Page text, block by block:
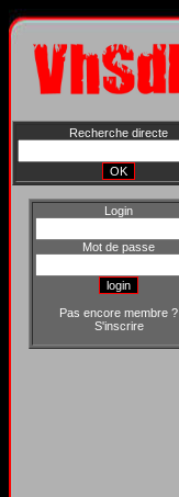
Recherche directe
Login
Mot de passe
Pas encore membre ?
S'inscrire